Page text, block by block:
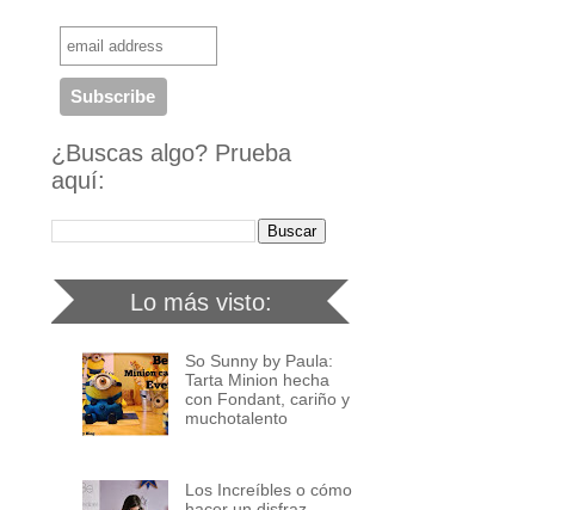
¿Buscas algo? Prueba
aquí:
Lo más visto:
So Sunny by Paula:
Tarta Minion hecha
con Fondant, cariño y
muchotalento
Los Increíbles o cómo